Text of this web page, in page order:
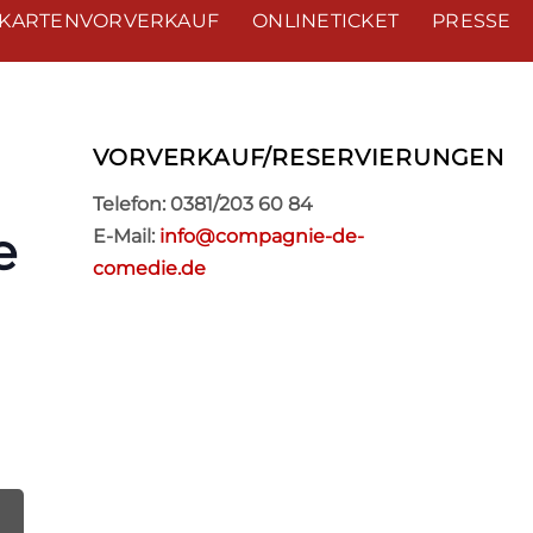
KARTENVORVERKAUF ONLINETICKET PRESSE
VORVERKAUF/RESERVIERUNGEN
Telefon: 0381/203 60 84
E-Mail: info@compagnie-de-
comedie.de